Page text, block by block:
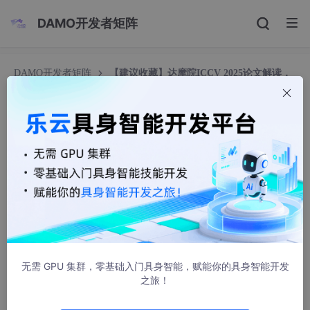
DAMO开发者矩阵
DAMO开发者矩阵
【建议收藏】达摩院ICCV 2025论文解读，
【建议收藏】达摩院ICCV 2025论文解读，看这一
篇就够了！
DAMO开发者矩阵
无需 GPU 集群，零基础入门具身智能，赋能你的具身智能开发
之旅！